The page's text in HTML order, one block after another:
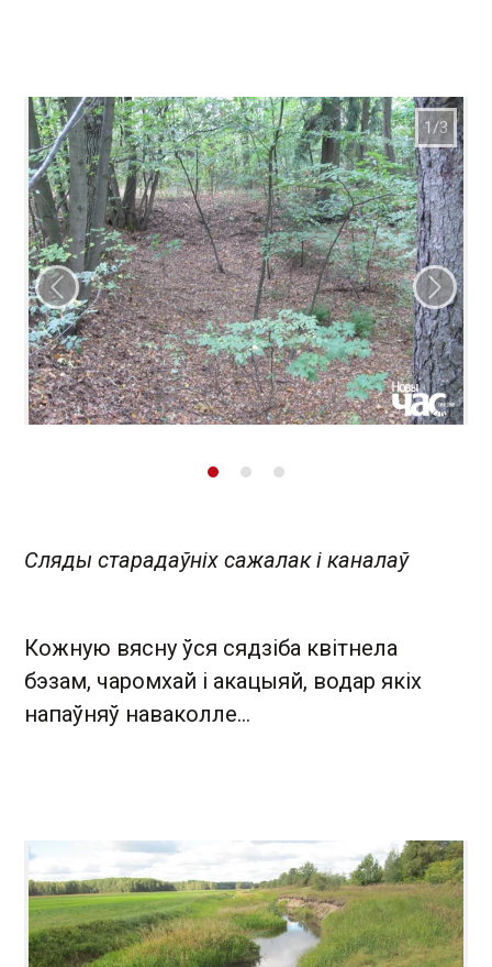
Папярэдні слайд
Сляды старадаўніх сажалак і каналаў
Кожную вясну ўся сядзіба квітнела
бэзам, чаромхай і акацыяй, водар якіх
напаўняў наваколле…